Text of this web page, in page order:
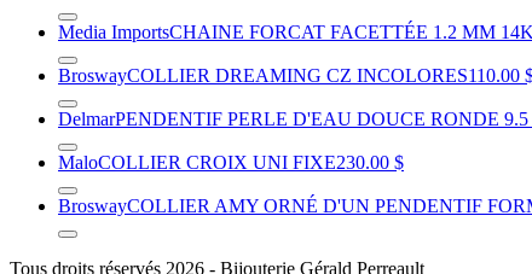
Media ImportsCHAINE FORCAT FACETTÉE 1.2 MM
BroswayCOLLIER DREAMING CZ INCOLORES110.00
DelmarPENDENTIF PERLE D'EAU DOUCE RONDE
MaloCOLLIER CROIX UNI FIXE230.00 $
BroswayCOLLIER AMY ORNÉ D'UN PENDENTIF
Tous droits réservés 2026 - Bijouterie Gérald Perreault